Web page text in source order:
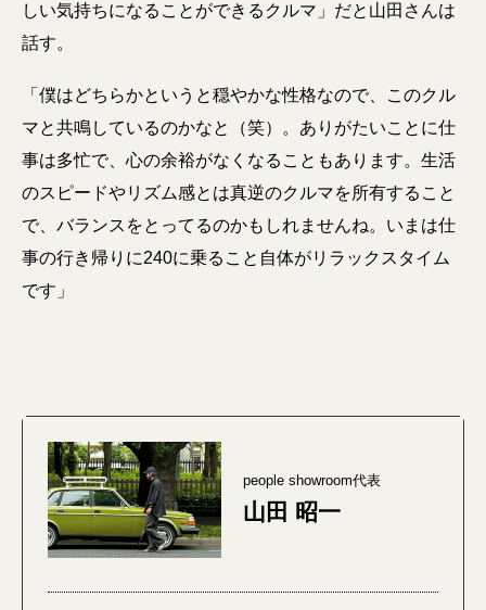
しい気持ちになることができるクルマ」だと山田さんは
話す。
「僕はどちらかというと穏やかな性格なので、このクル
マと共鳴しているのかなと（笑）。ありがたいことに仕
事は多忙で、心の余裕がなくなることもあります。生活
のスピードやリズム感とは真逆のクルマを所有すること
で、バランスをとってるのかもしれませんね。いまは仕
事の行き帰りに240に乗ること自体がリラックスタイム
です」
people showroom代表
山田 昭一